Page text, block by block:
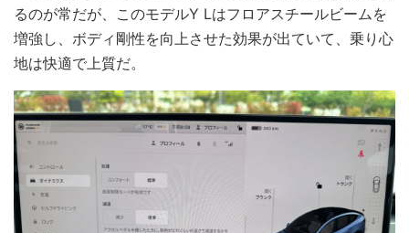
るのが常だが、このモデルY Lはフロアスチールビームを
増強し、ボディ剛性を向上させた効果が出ていて、乗り心
地は快適で上質だ。